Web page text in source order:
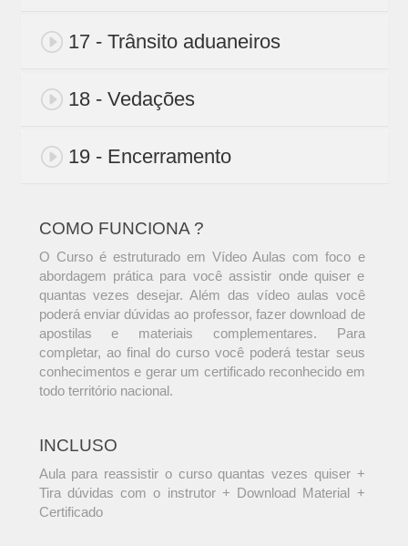
17 - Trânsito aduaneiros
18 - Vedações
19 - Encerramento
COMO FUNCIONA ?
O Curso é estruturado em Vídeo Aulas com foco e
abordagem prática para você assistir onde quiser e
quantas vezes desejar. Além das vídeo aulas você
poderá enviar dúvidas ao professor, fazer download de
apostilas e materiais complementares. Para
completar, ao final do curso você poderá testar seus
conhecimentos e gerar um certificado reconhecido em
todo território nacional.
INCLUSO
Aula para reassistir o curso quantas vezes quiser +
Tira dúvidas com o instrutor + Download Material +
Certificado